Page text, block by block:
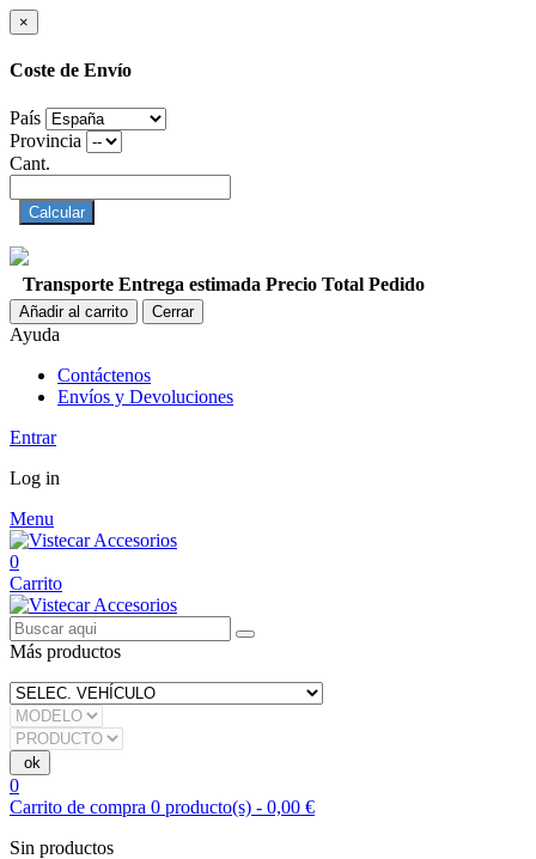
×
Coste de Envío
País
Provincia
Cant.
Calcular
Transporte Entrega estimada Precio Total Pedido
Añadir al carrito Cerrar
Ayuda
Contáctenos
Envíos y Devoluciones
Entrar
Log in
Menu
0
Carrito
Más productos
0
Carrito de compra 0 producto(s) - 0,00 €
Sin productos